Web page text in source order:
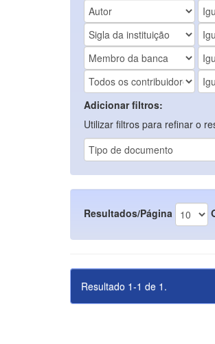
Adicionar filtros:
Utilizar filtros para refinar o
Resultados/Página
Resultado 1-1 de 1.